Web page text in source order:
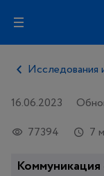
Исследования
16.06.2023
77394
7